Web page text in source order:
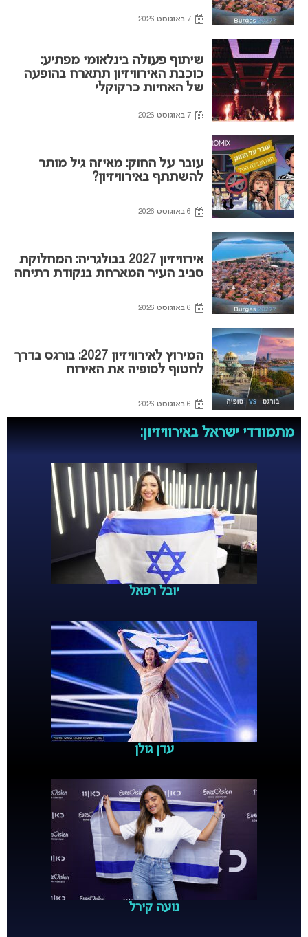
7 באוגוסט 2026
שיתוף פעולה בינלאומי מפתיע:
כוכבת האירוויזיון תתארח בהופעה
של האחיות כרקוקלי
7 באוגוסט 2026
עובר על החוק: מאיזה גיל מותר
להשתתף באירוויזיון?
6 באוגוסט 2026
אירוויזיון 2027 בבולגריה: המחלוקת
סביב העיר המארחת בנקודת רתיחה
6 באוגוסט 2026
המירוץ לאירוויזיון 2027: בורגס בדרך
לחטוף לסופיה את האירוח
6 באוגוסט 2026
מתמודדי ישראל באירוויזיון:
יובל רפאל
עדן גולן
נועה קירל